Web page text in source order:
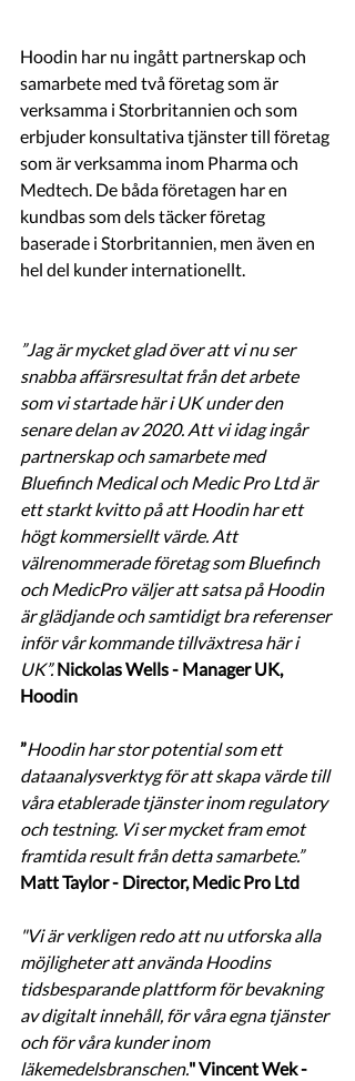
Hoodin har nu ingått partnerskap och
samarbete med två företag som är
verksamma i Storbritannien och som
erbjuder konsultativa tjänster till företag
som är verksamma inom Pharma och
Medtech. De båda företagen har en
kundbas som dels täcker företag
baserade i Storbritannien, men även en
hel del kunder internationellt.
”Jag är mycket glad över att vi nu ser
snabba affärsresultat från det arbete
som vi startade här i UK under den
senare delan av 2020. Att vi idag ingår
partnerskap och samarbete med
Bluefinch Medical och Medic Pro Ltd är
ett starkt kvitto på att Hoodin har ett
högt kommersiellt värde. Att
välrenommerade företag som Bluefinch
och MedicPro väljer att satsa på Hoodin
är glädjande och samtidigt bra referenser
inför vår kommande tillväxtresa här i
UK”. Nickolas Wells - Manager UK,
Hoodin
”Hoodin har stor potential som ett
dataanalysverktyg för att skapa värde till
våra etablerade tjänster inom regulatory
och testning. Vi ser mycket fram emot
framtida result från detta samarbete.”
Matt Taylor - Director, Medic Pro Ltd
"Vi är verkligen redo att nu utforska alla
möjligheter att använda Hoodins
tidsbesparande plattform för bevakning
av digitalt innehåll, för våra egna tjänster
och för våra kunder inom
läkemedelsbranschen." Vincent Wek -